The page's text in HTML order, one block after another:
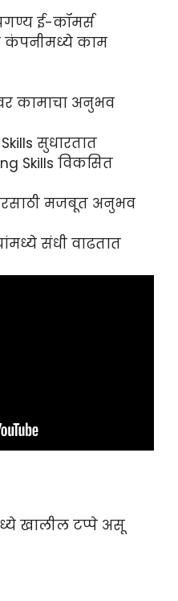
ई-कॉमर्स
काम
कामाचा अनुभव
सुधारतात
Skills विकसित
मजबूत अनुभव
संधी वाढतात
खालील टप्पे असू